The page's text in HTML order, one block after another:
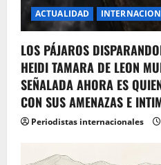
ACTUALIDAD
LOS PÁJAROS
HEIDI TAMARA DE LEON
SEÑALADA AHORA ES
CON SUS AMENAZAS E
Periodistas internacionales